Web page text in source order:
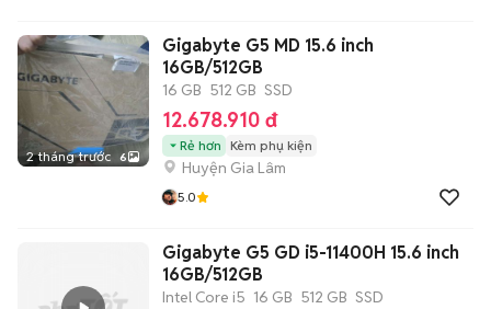
2 tháng trước 6
Gigabyte G5 MD 15.6 inch
16GB/512GB
16 GB 512 GB SSD
12.678.910 đ
Rẻ hơn Kèm phụ kiện
Huyện Gia Lâm
5.0
Gigabyte G5 GD i5-11400H 15.6 inch
16GB/512GB
Intel Core i5 16 GB 512 GB SSD